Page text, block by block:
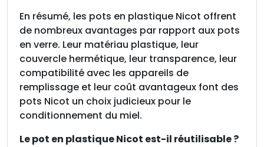
En résumé, les pots en plastique Nicot offrent
de nombreux avantages par rapport aux pots
en verre. Leur matériau plastique, leur
couvercle hermétique, leur transparence, leur
compatibilité avec les appareils de
remplissage et leur coût avantageux font des
pots Nicot un choix judicieux pour le
conditionnement du miel.
Le pot en plastique Nicot est-il réutilisable ?